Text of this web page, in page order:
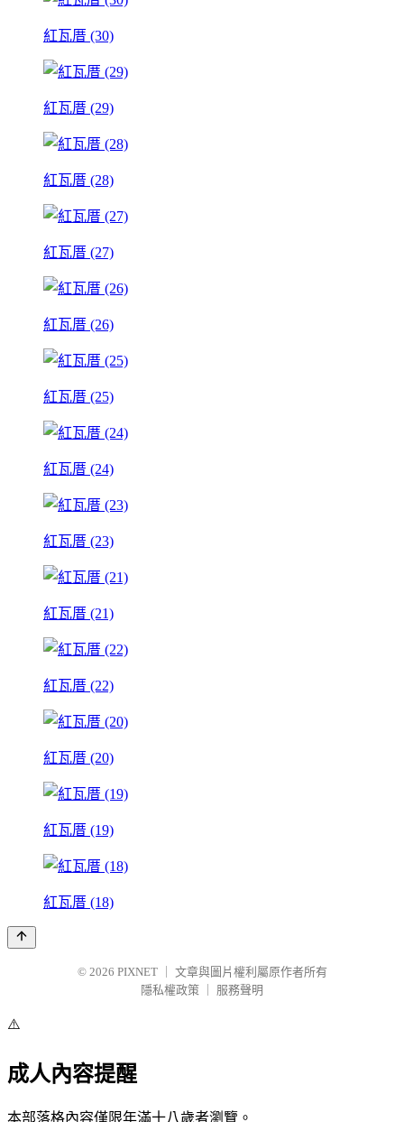
紅瓦厝 (30)
紅瓦厝 (29)
紅瓦厝 (28)
紅瓦厝 (27)
紅瓦厝 (26)
紅瓦厝 (25)
紅瓦厝 (24)
紅瓦厝 (23)
紅瓦厝 (21)
紅瓦厝 (22)
紅瓦厝 (20)
紅瓦厝 (19)
紅瓦厝 (18)
© 2026 PIXNET
文章與圖片權利屬原作者所有
隱私權政策
服務聲明
⚠️
成人內容提醒
本部落格內容僅限年滿十八歲者瀏覽。